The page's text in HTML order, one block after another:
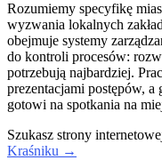
Rozumiemy specyfikę
wyzwania lokalnych
obejmuje systemy
do kontroli procesów:
potrzebują najbardziej.
prezentacjami postępów,
gotowi na spotkania na
Szukasz strony
Kraśniku →